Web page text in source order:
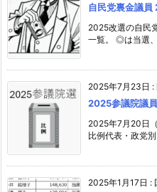
自民党裏金議
2025改選の自民
一覧。 ◎は当選
2025年7月23日 :
2025参議院議
2025年7月20日
比例代表・政党
2025年1月17日 :